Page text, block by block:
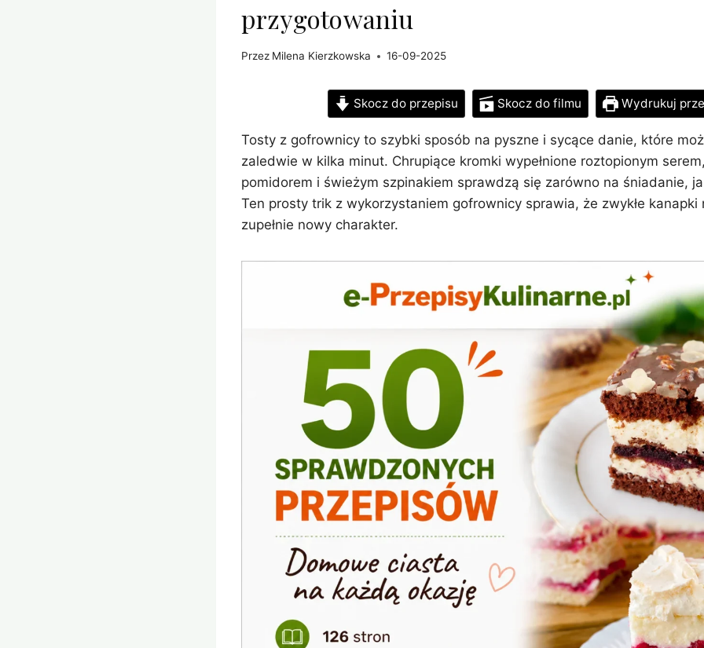
przygotowaniu
Przez Milena Kierzkowska 16-09-2025
Skocz do przepisu Skocz do filmu Wydrukuj
Tosty z gofrownicy to szybki sposób na pyszne i sycące danie, które
zaledwie w kilka minut. Chrupiące kromki wypełnione roztopionym
pomidorem i świeżym szpinakiem sprawdzą się zarówno na śniadanie,
Ten prosty trik z wykorzystaniem gofrownicy sprawia, że zwykłe kanapki
zupełnie nowy charakter.